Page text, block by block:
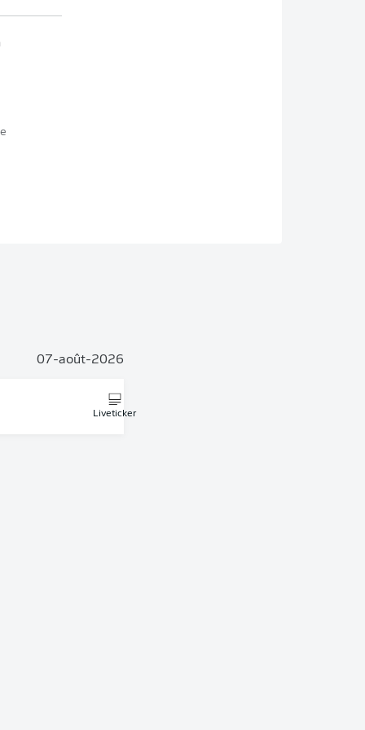
07-août-2026
Liveticker